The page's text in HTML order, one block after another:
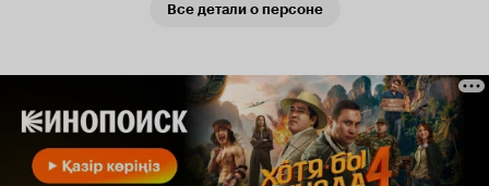
Все детали о персоне